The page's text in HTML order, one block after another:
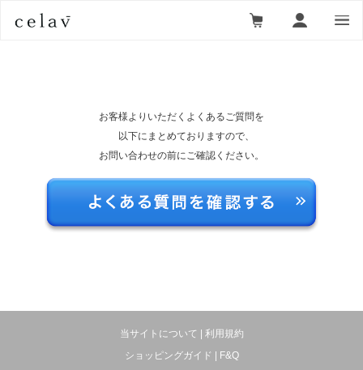
お客様よりいただくよくあるご質問を
以下にまとめておりますので、
当サイトについて | 利用規約
ショッピングガイド | F&Q